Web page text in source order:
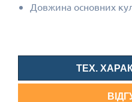
Довжина основних
ТЕХ.